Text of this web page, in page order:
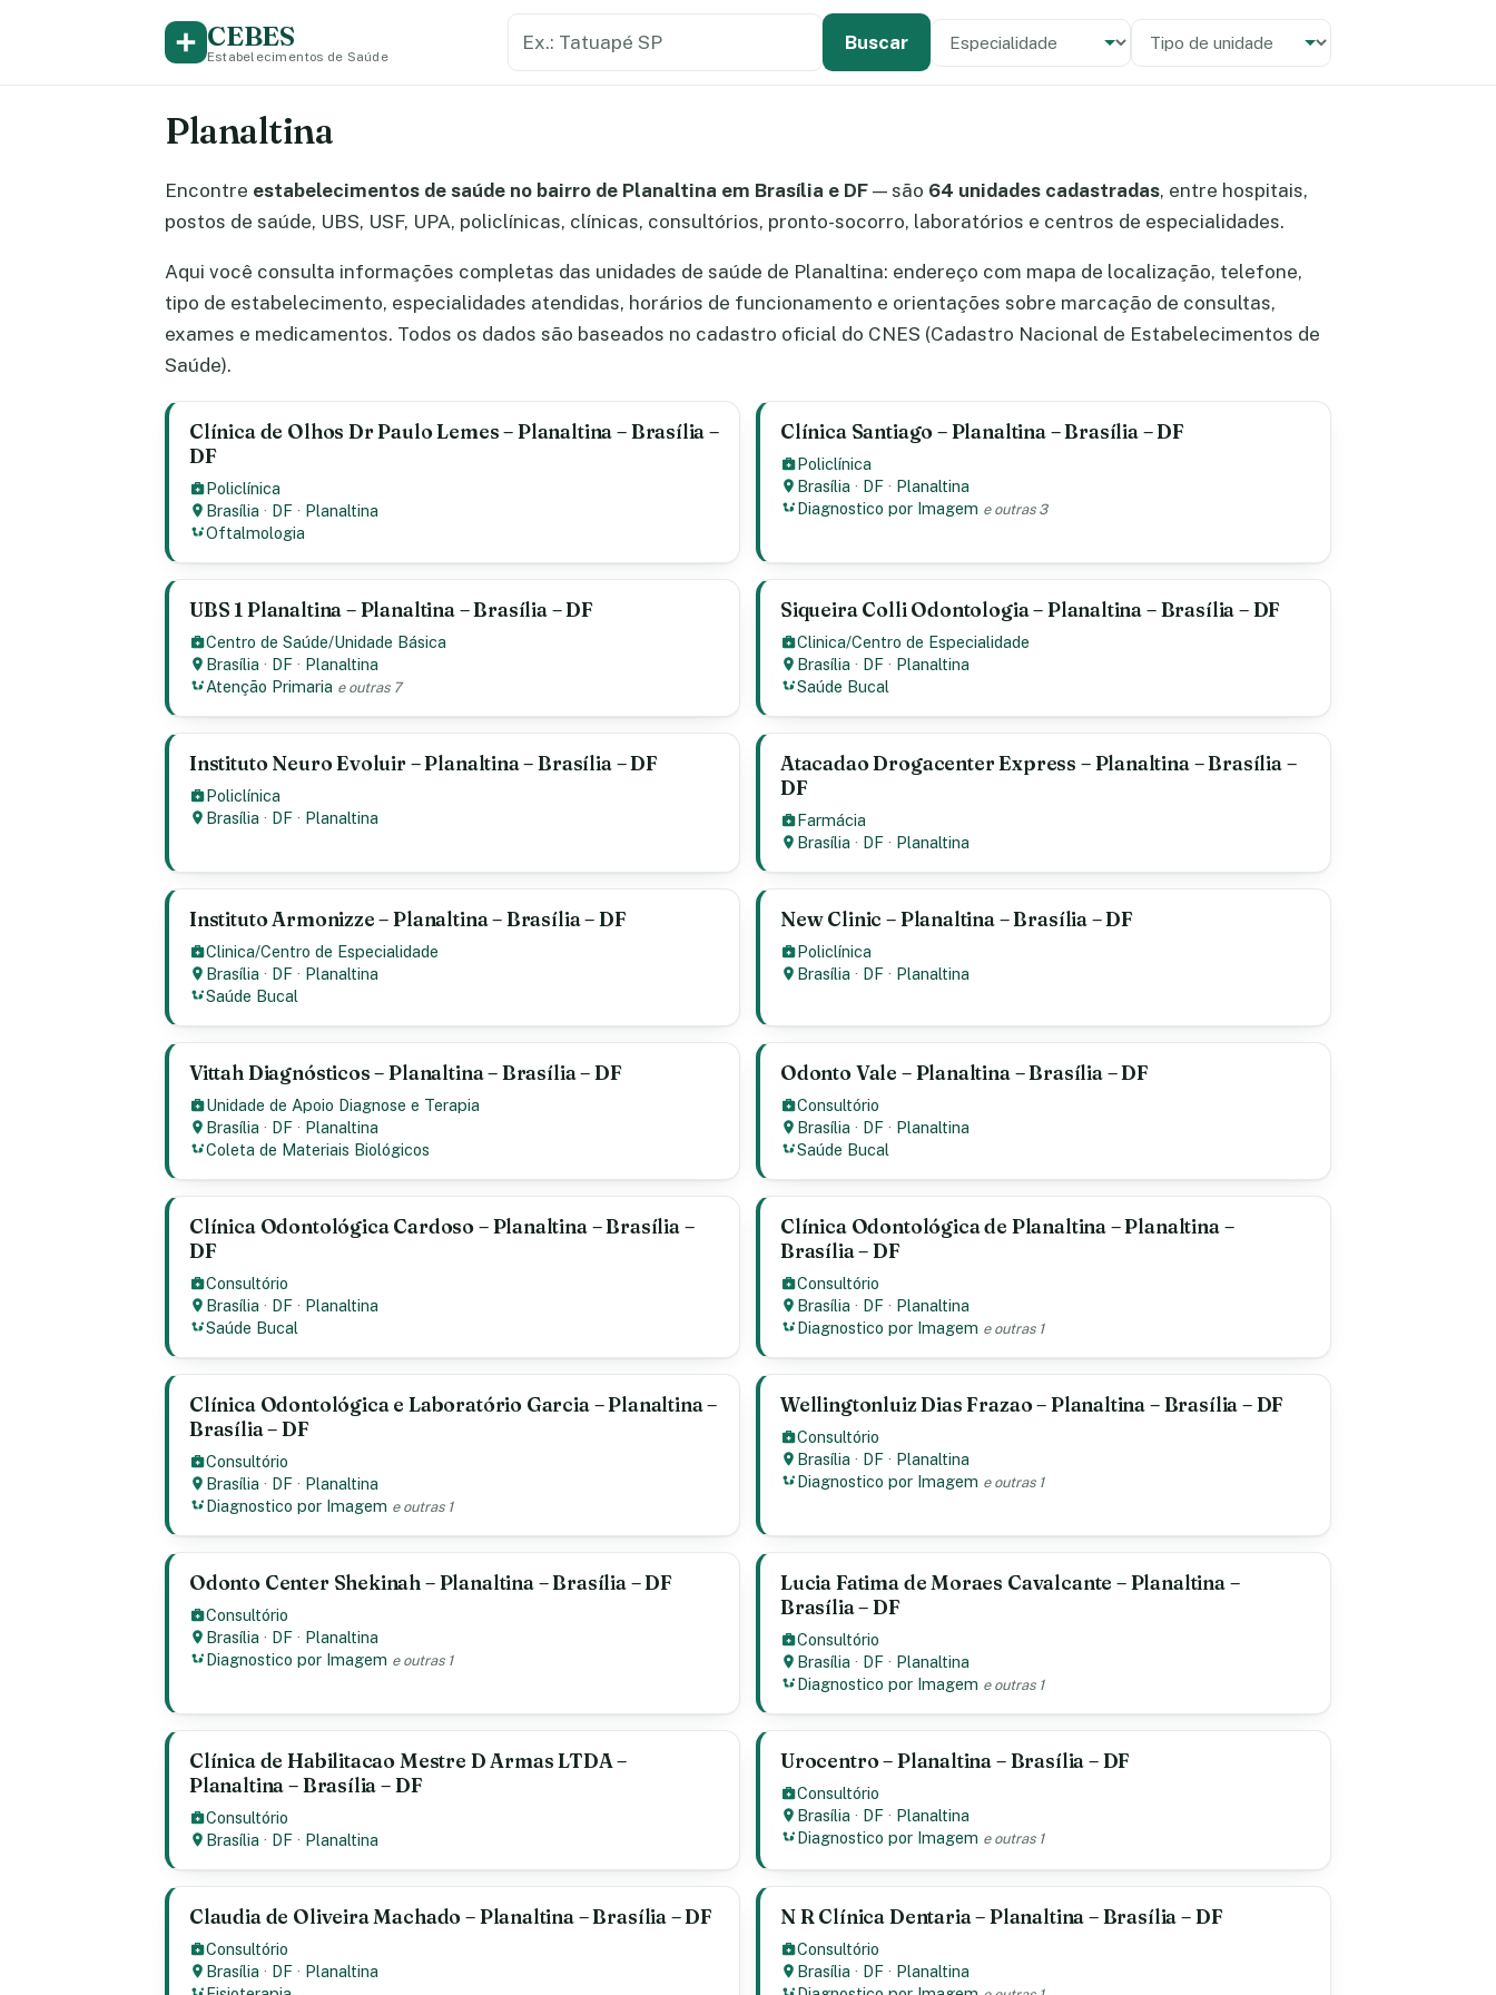
CEBES
Estabelecimentos de Saúde
Buscar Especialidade
Tipo de unidade
Planaltina
Encontre estabelecimentos de saúde no bairro de Planaltina em Brasília e DF — são 64 unidades cadastradas, entre hospitais,
postos de saúde, UBS, USF, UPA, policlínicas, clínicas, consultórios, pronto-socorro, laboratórios e centros de especialidades.
Aqui você consulta informações completas das unidades de saúde de Planaltina: endereço com mapa de localização, telefone,
tipo de estabelecimento, especialidades atendidas, horários de funcionamento e orientações sobre marcação de consultas,
exames e medicamentos. Todos os dados são baseados no cadastro oficial do CNES (Cadastro Nacional de Estabelecimentos de
Saúde).
Clínica de Olhos Dr Paulo Lemes – Planaltina – Brasília –
DF
Policlínica
Brasília · DF · Planaltina
Oftalmologia
Clínica Santiago – Planaltina – Brasília – DF
Policlínica
Brasília · DF · Planaltina
Diagnostico por Imagem e outras 3
UBS 1 Planaltina – Planaltina – Brasília – DF
Centro de Saúde/Unidade Básica
Brasília · DF · Planaltina
Atenção Primaria e outras 7
Siqueira Colli Odontologia – Planaltina – Brasília – DF
Clinica/Centro de Especialidade
Brasília · DF · Planaltina
Saúde Bucal
Instituto Neuro Evoluir – Planaltina – Brasília – DF
Policlínica
Brasília · DF · Planaltina
Atacadao Drogacenter Express – Planaltina – Brasília –
DF
Farmácia
Brasília · DF · Planaltina
Instituto Armonizze – Planaltina – Brasília – DF
Clinica/Centro de Especialidade
Brasília · DF · Planaltina
Saúde Bucal
New Clinic – Planaltina – Brasília – DF
Policlínica
Brasília · DF · Planaltina
Vittah Diagnósticos – Planaltina – Brasília – DF
Unidade de Apoio Diagnose e Terapia
Brasília · DF · Planaltina
Coleta de Materiais Biológicos
Odonto Vale – Planaltina – Brasília – DF
Consultório
Brasília · DF · Planaltina
Saúde Bucal
Clínica Odontológica Cardoso – Planaltina – Brasília –
DF
Consultório
Brasília · DF · Planaltina
Saúde Bucal
Clínica Odontológica de Planaltina – Planaltina –
Brasília – DF
Consultório
Brasília · DF · Planaltina
Diagnostico por Imagem e outras 1
Clínica Odontológica e Laboratório Garcia – Planaltina –
Brasília – DF
Consultório
Brasília · DF · Planaltina
Diagnostico por Imagem e outras 1
Wellingtonluiz Dias Frazao – Planaltina – Brasília – DF
Consultório
Brasília · DF · Planaltina
Diagnostico por Imagem e outras 1
Odonto Center Shekinah – Planaltina – Brasília – DF
Consultório
Brasília · DF · Planaltina
Diagnostico por Imagem e outras 1
Lucia Fatima de Moraes Cavalcante – Planaltina –
Brasília – DF
Consultório
Brasília · DF · Planaltina
Diagnostico por Imagem e outras 1
Clínica de Habilitacao Mestre D Armas LTDA –
Planaltina – Brasília – DF
Consultório
Brasília · DF · Planaltina
Urocentro – Planaltina – Brasília – DF
Consultório
Brasília · DF · Planaltina
Diagnostico por Imagem e outras 1
Claudia de Oliveira Machado – Planaltina – Brasília – DF
Consultório
Brasília · DF · Planaltina
N R Clínica Dentaria – Planaltina – Brasília – DF
Consultório
Brasília · DF · Planaltina